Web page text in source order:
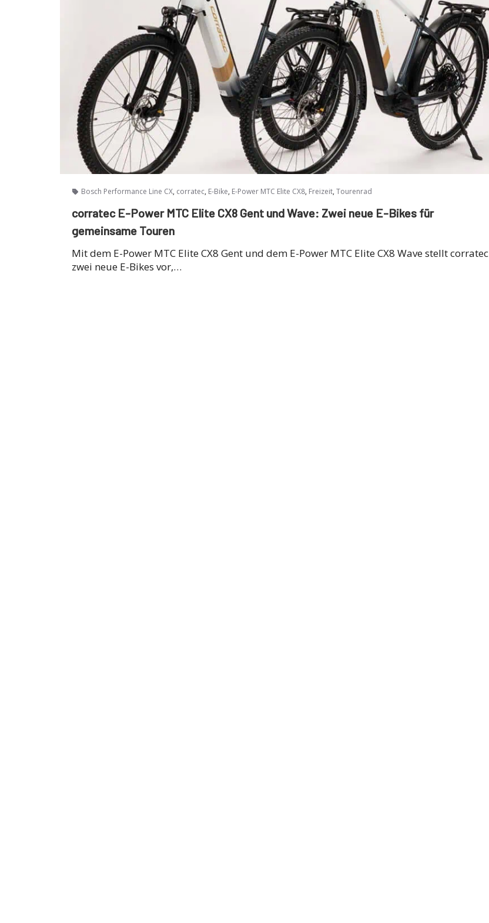
Bosch Performance Line CX, corratec, E-Bike, E-Power MTC Elite CX8, Freizeit, Tourenrad
corratec E-Power MTC Elite CX8 Gent und Wave: Zwei neue E-Bikes für
gemeinsame Touren
Mit dem E-Power MTC Elite CX8 Gent und dem E-Power MTC Elite CX8 Wave stellt corratec
zwei neue E-Bikes vor,…